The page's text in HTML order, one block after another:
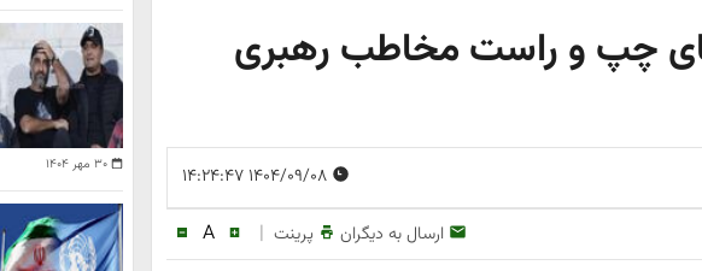
چپ و راست مخاطب رهبری
ارسال به دیگران پرینت |
A
۳۰ مهر ۱۴۰۴